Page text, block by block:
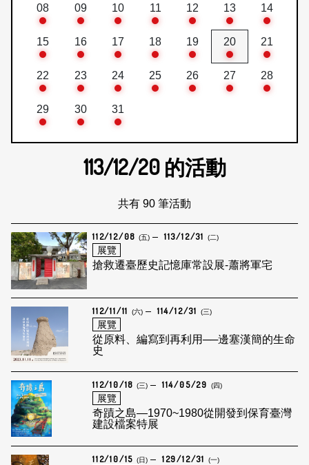
08 09 10 11 12 13 14
15 16 17 18 19 20 21
22 23 24 25 26 27 28
29 30 31
113/12/20 的活動
共有 90 筆活動
112/12/08 (五) 113/12/31 (二)
展覽
搶救遷臺歷史記憶庫常設展-蕭將軍宅
112/11/11 (六) 114/12/31 (三)
展覽
從原料、編寫到再利用──邊塞漢簡的生命
史
112/10/18 (三) 114/05/29 (四)
展覽
奇蹟之島—1970~1980從開發到保育臺灣
建設檔案特展
112/10/15 (日) 129/12/31 (一)